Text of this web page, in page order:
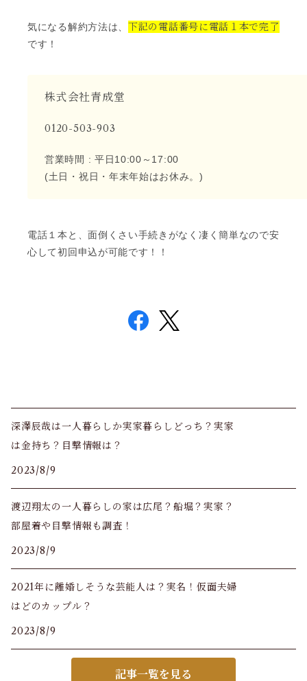
気になる解約方法は、 下記の電話番号に電話１本で完了
です！
株式会社青成堂
0120-503-903
営業時間 : 平日10:00～17:00
(土日・祝日・年末年始はお休み。)
電話１本と、面倒くさい手続きがなく凄く簡単なので安
心して初回申込が可能です！！
深澤辰哉は一人暮らしか実家暮らしどっち？実家
は金持ち？目撃情報は？
2023/8/9
渡辺翔太の一人暮らしの家は広尾？船堀？実家？
部屋着や目撃情報も調査！
2023/8/9
2021年に離婚しそうな芸能人は？実名！仮面夫婦
はどのカップル？
2023/8/9
記事一覧を見る